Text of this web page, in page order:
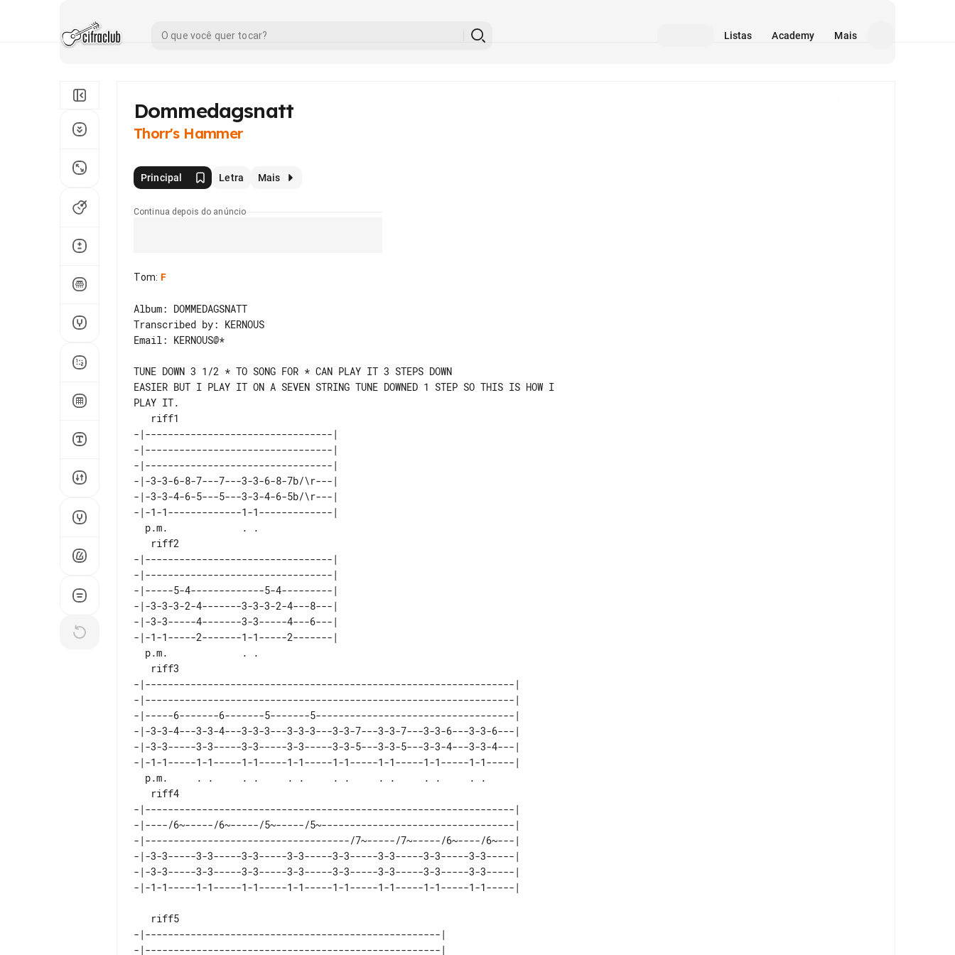
Listas Academy Mais
Dommedagsnatt
Thorr's Hammer
Principal Letra Mais
Continua depois do anúncio
Tom: F
Album: DOMMEDAGSNATT
Transcribed by: KERNOUS
Email: KERNOUS@*
TUNE DOWN 3 1/2 * TO SONG FOR * CAN PLAY IT 3 STEPS DOWN
EASIER BUT I PLAY IT ON A SEVEN STRING TUNE DOWNED 1 STEP SO THIS IS HOW I
PLAY IT.
-|---------------------------------|
-|---------------------------------|
-|---------------------------------|
-|-3-3-6-8-7---7---3-3-6-8-7b/\r---|
-|-3-3-4-6-5---5---3-3-4-6-5b/\r---|
-|-1-1-------------1-1-------------|
-|---------------------------------|
-|---------------------------------|
-|-3-3-3-2-4-------3-3-3-2-4---8---|
-|-3-3-----4-------3-3-----4---6---|
-|-1-1-----2-------1-1-----2-------|
-|-----------------------------------------------------------------|
-|-----------------------------------------------------------------|
-|-----6-------6-------5-------5-----------------------------------|
-|-3-3-4---3-3-4---3-3-3---3-3-3---3-3-7---3-3-7---3-3-6---3-3-6---|
-|-3-3-----3-3-----3-3-----3-3-----3-3-5---3-3-5---3-3-4---3-3-4---|
-|-1-1-----1-1-----1-1-----1-1-----1-1-----1-1-----1-1-----1-1-----|
-|-----------------------------------------------------------------|
-|----/6~-----/6~-----/5~-----/5~----------------------------------|
-|------------------------------------/7~-----/7~-----/6~----/6~---|
-|-3-3-----3-3-----3-3-----3-3-----3-3-----3-3-----3-3-----3-3-----|
-|-3-3-----3-3-----3-3-----3-3-----3-3-----3-3-----3-3-----3-3-----|
-|-1-1-----1-1-----1-1-----1-1-----1-1-----1-1-----1-1-----1-1-----|
-|----------------------------------------------------|
-|----------------------------------------------------|